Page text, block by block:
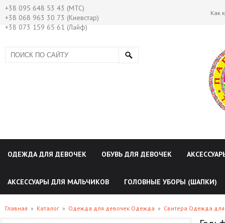
+38 095 648 53 43 (МТС)
+38 068 963 30 73 (Киевстар)
+38 073 159 65 61 (Лайф)
Как
ОДЕЖДА ДЛЯ ДЕВОЧЕК ОБУВЬ ДЛЯ ДЕВОЧЕК
АКСЕССУАРЫ ДЛЯ МАЛЬЧИКОВ ГОЛОВНЫЕ УБОРЫ (ШАПКИ)
Главная » Каталог » Одежда для девочек Одежда » Свитера Одежда